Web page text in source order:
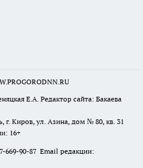
Е.А. Редактор сайта: Бакаева
г. Киров, ул. Азина, дом № 80, кв. 31
16+
669-90-87 Email редакции: